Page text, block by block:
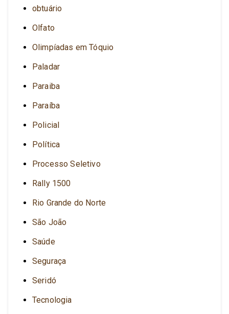
obtuário
Olfato
Olimpíadas em Tóquio
Paladar
Paraiba
Paraíba
Policial
Política
Processo Seletivo
Rally 1500
Rio Grande do Norte
São João
Saúde
Seguraça
Seridó
Tecnologia